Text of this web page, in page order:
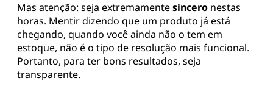
Mas atenção: seja extremamentesincero nestas
horas. Mentir dizendo que um produto já está
chegando, quando você ainda não o tem em
estoque, não é o tipo de resolução mais funcional.
Portanto, para ter bons resultados, seja
transparente.